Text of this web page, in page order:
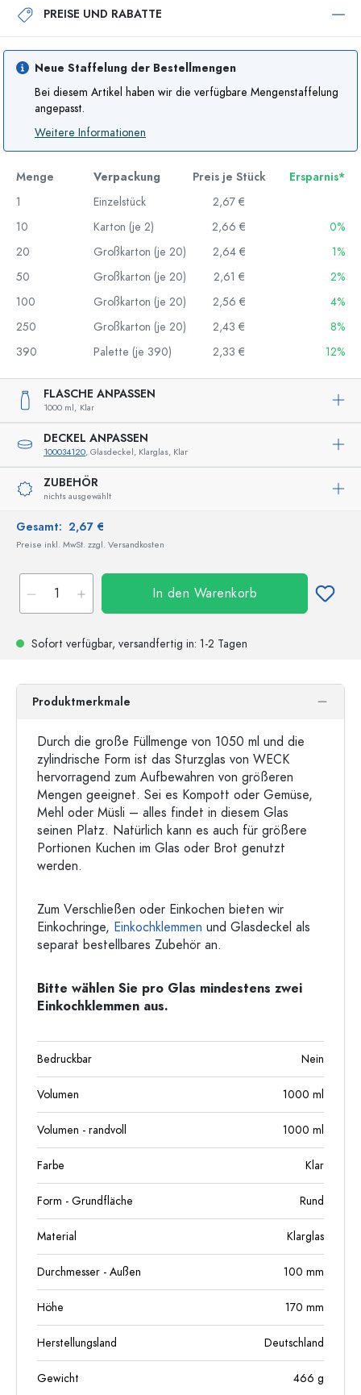
PREISE UND RABATTE
Neue Staffelung der Bestellmengen
Bei diesem Artikel haben wir die verfügbare Mengenstaffelung
angepasst.
Weitere Informationen
Menge Verpackung Preis je Stück
Ersparnis*
1
Einzelstück
2,67 €
10
Karton (je 2) 2,66 €
0%
20
Großkarton (je 20) 2,64 €
1%
50
Großkarton (je 20) 2,61 €
2%
100
Großkarton (je 20) 2,56 €
4%
250
Großkarton (je 20) 2,43 €
8%
390
Palette (je 390) 2,33 € 12%
FLASCHE ANPASSEN
1000 ml, Klar
DECKEL ANPASSEN
100034120, Glasdeckel, Klarglas, Klar
ZUBEHÖR
nichts ausgewählt
Gesamt: 2,67 €
Preise inkl. MwSt. zzgl. Versandkosten
In den Warenkorb
Sofort verfügbar, versandfertig in: 1-2 Tagen
Produktmerkmale
Durch die große Füllmenge von 1050 ml und die
zylindrische Form ist das Sturzglas von WECK
hervorragend zum Aufbewahren von größeren
Mengen geeignet. Sei es Kompott oder Gemüse,
Mehl oder Müsli – alles findet in diesem Glas
seinen Platz. Natürlich kann es auch für größere
Portionen Kuchen im Glas oder Brot genutzt
werden.
Zum Verschließen oder Einkochen bieten wir
Einkochringe, Einkochklemmen und Glasdeckel als
separat bestellbares Zubehör an.
Bitte wählen Sie pro Glas mindestens zwei
Einkochklemmen aus.
Bedruckbar Nein
Volumen 1000 ml
Volumen - randvoll 1000 ml
Farbe Klar
Form - Grundfläche Rund
Material Klarglas
Durchmesser - Außen 100 mm
Höhe 170 mm
Herstellungsland Deutschland
Gewicht 466 g